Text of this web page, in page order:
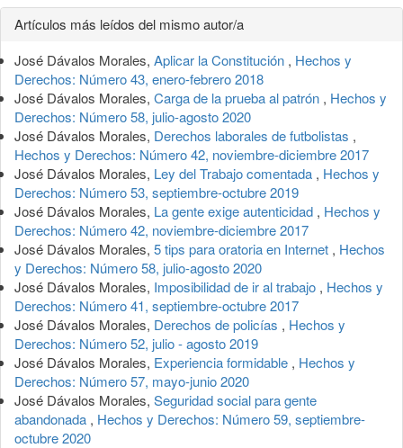
Detalles
del
artículo
Artículos más leídos del mismo autor/a
José Dávalos Morales, Aplicar la Constitución , Hechos y
Derechos: Número 43, enero-febrero 2018
José Dávalos Morales, Carga de la prueba al patrón , Hechos y
Derechos: Número 58, julio-agosto 2020
José Dávalos Morales, Derechos laborales de futbolistas ,
Hechos y Derechos: Número 42, noviembre-diciembre 2017
José Dávalos Morales, Ley del Trabajo comentada , Hechos y
Derechos: Número 53, septiembre-octubre 2019
José Dávalos Morales, La gente exige autenticidad , Hechos y
Derechos: Número 42, noviembre-diciembre 2017
José Dávalos Morales, 5 tips para oratoria en Internet , Hechos
y Derechos: Número 58, julio-agosto 2020
José Dávalos Morales, Imposibilidad de ir al trabajo , Hechos y
Derechos: Número 41, septiembre-octubre 2017
José Dávalos Morales, Derechos de policías , Hechos y
Derechos: Número 52, julio - agosto 2019
José Dávalos Morales, Experiencia formidable , Hechos y
Derechos: Número 57, mayo-junio 2020
José Dávalos Morales, Seguridad social para gente
abandonada , Hechos y Derechos: Número 59, septiembre-
octubre 2020